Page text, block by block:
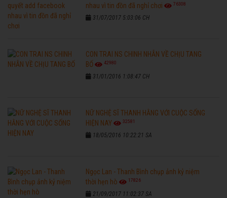
nhau vì tin đồn đã nghỉ chơi
76308
31/07/2017 5:03:06 CH
CON TRAI NS CHINH NHẪN VỀ CHỊU TANG
BỐ
42980
31/01/2016 1:08:47 CH
NỮ NGHỆ SĨ THANH HẰNG VỚI CUỘC SỐNG
HIỆN NAY
32581
18/05/2016 10:22:21 SA
Ngọc Lan - Thanh Bình chụp ảnh kỷ niệm
thời hẹn hò
17826
21/09/2017 11:02:37 SA